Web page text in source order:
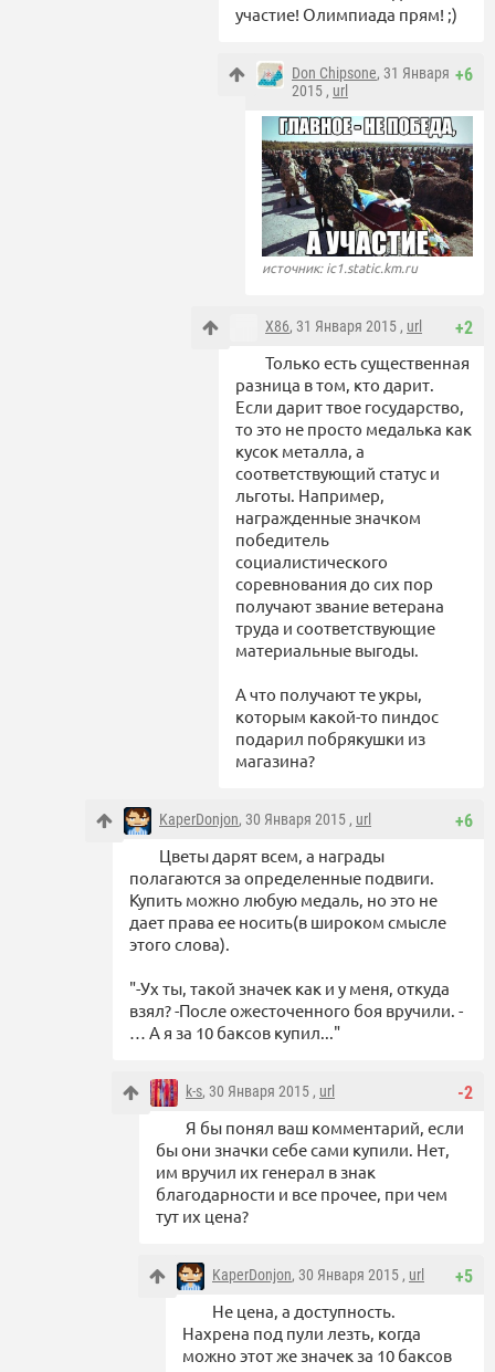
участие! Олимпиада прям! ;)
+6
Don Chipsone, 31 Января
2015 , url
источник: ic1.static.km.ru
+2
X86, 31 Января 2015 , url
Только есть существенная
разница в том, кто дарит.
Если дарит твое государство,
то это не просто медалька как
кусок металла, а
соответствующий статус и
льготы. Например,
награжденные значком
победитель
социалистического
соревнования до сих пор
получают звание ветерана
труда и соответствующие
материальные выгоды.
А что получают те укры,
которым какой-то пиндос
подарил побрякушки из
магазина?
+6
KaperDonjon, 30 Января 2015 , url
Цветы дарят всем, а награды
полагаются за определенные подвиги.
Купить можно любую медаль, но это не
дает права ее носить(в широком смысле
этого слова).
"-Ух ты, такой значек как и у меня, откуда
взял? -После ожесточенного боя вручили. -
… А я за 10 баксов купил..."
-2
k-s, 30 Января 2015 , url
Я бы понял ваш комментарий, если
бы они значки себе сами купили. Нет,
им вручил их генерал в знак
благодарности и все прочее, при чем
тут их цена?
+5
KaperDonjon, 30 Января 2015 , url
Не цена, а доступность.
Нахрена под пули лезть, когда
можно этот же значек за 10 баксов